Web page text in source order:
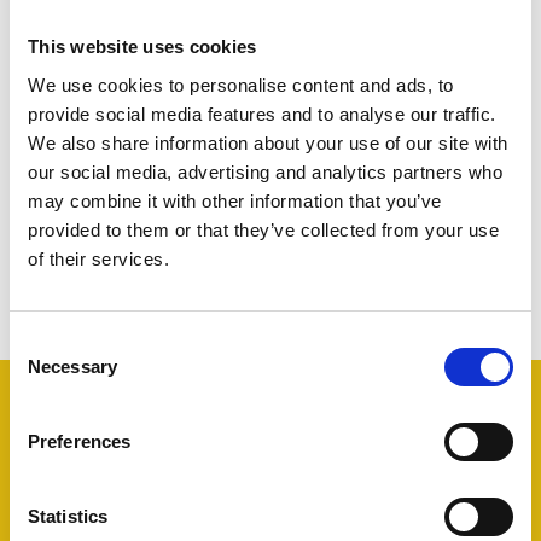
This website uses cookies
We use cookies to personalise content and ads, to
provide social media features and to analyse our traffic.
We also share information about your use of our site with
our social media, advertising and analytics partners who
may combine it with other information that you’ve
provided to them or that they’ve collected from your use
of their services.
Selection
Necessary
Preferences
Statistics
estressante.Assuma o controle de seu inventário
gerenciando a distribuição como nunca antes. Sem mais
estresse: basta definir suas tarifas e disponibilidade, aumentar
suas reservas e seu volume de vendas em todos os canais
com apenas um clique.
Meu
Fácil
de
usar